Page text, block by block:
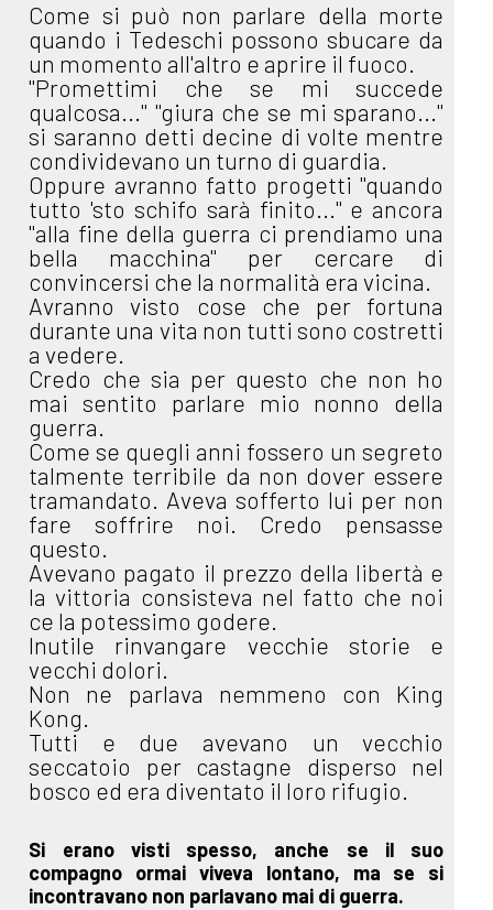
Come si può non parlare della morte
quando i Tedeschi possono sbucare da
un momento all'altro e aprire il fuoco.
"Promettimi che se mi succede
qualcosa..." "giura che se mi sparano..."
si saranno detti decine di volte mentre
condividevano un turno di guardia.
Oppure avranno fatto progetti "quando
tutto 'sto schifo sarà finito..." e ancora
"alla fine della guerra ci prendiamo una
bella macchina" per cercare di
convincersi che la normalità era vicina.
Avranno visto cose che per fortuna
durante una vita non tutti sono costretti
a vedere.
Credo che sia per questo che non ho
mai sentito parlare mio nonno della
guerra.
Come se quegli anni fossero un segreto
talmente terribile da non dover essere
tramandato. Aveva sofferto lui per non
fare soffrire noi. Credo pensasse
questo.
Avevano pagato il prezzo della libertà e
la vittoria consisteva nel fatto che noi
ce la potessimo godere.
Inutile rinvangare vecchie storie e
vecchi dolori.
Non ne parlava nemmeno con King
Kong.
Tutti e due avevano un vecchio
seccatoio per castagne disperso nel
bosco ed era diventato il loro rifugio.
Si erano visti spesso, anche se il suo
compagno ormai viveva lontano, ma se si
incontravano non parlavano mai di guerra.